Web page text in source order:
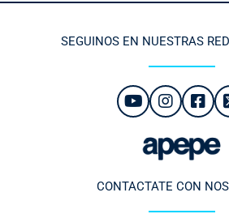
SEGUINOS EN NUESTRAS
CONTACTATE CON